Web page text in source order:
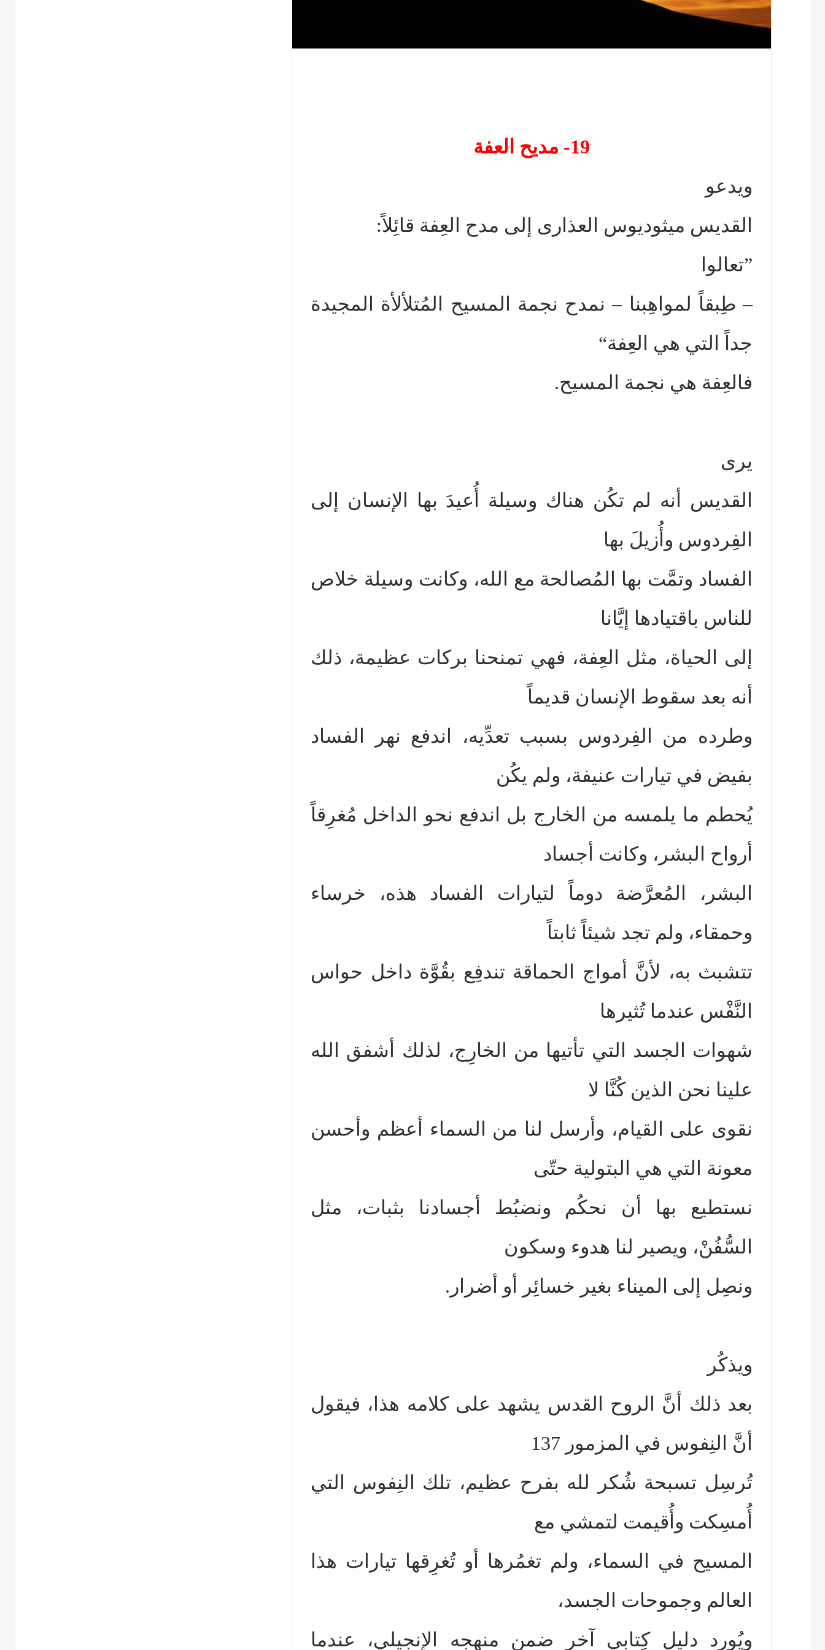
19- مديح العفة
ويدعو
القديس ميثوديوس العذارى إلى مدح العِفة قائِلاً:
”تعالوا
– طِبقاً لمواهِبنا – نمدح نجمة المسيح المُتلألأة المجيدة
جداً التي هي العِفة“
فالعِفة هي نجمة المسيح.
يرى
القديس أنه لم تكُن هناك وسيلة أُعيدَ بها الإنسان إلى
الفِردوس وأُزيلَ بها
الفساد وتمَّت بها المُصالحة مع الله، وكانت وسيلة خلاص
للناس باقتيادها إيَّانا
إلى الحياة، مثل العِفة، فهي تمنحنا بركات عظيمة، ذلك
أنه بعد سقوط الإنسان قديماً
وطرده من الفِردوس بسبب تعدِّيه، اندفع نهر الفساد
بفيض في تيارات عنيفة، ولم يكُن
يُحطم ما يلمسه من الخارج بل اندفع نحو الداخل مُغرِقاً
أرواح البشر، وكانت أجساد
البشر، المُعرَّضة دوماً لتيارات الفساد هذه، خرساء
وحمقاء، ولم تجد شيئاً ثابتاً
تتشبث به، لأنَّ أمواج الحماقة تندفِع بقُوَّة داخل حواس
النَّفْس عندما تُثيرها
شهوات الجسد التي تأتيها من الخارِج، لذلك أشفق الله
علينا نحن الذين كُنَّا لا
نقوى على القيام، وأرسل لنا من السماء أعظم وأحسن
معونة التي هي البتولية حتّى
نستطيع بها أن نحكُم ونضبُط أجسادنا بثبات، مثل
السُّفُنْ، ويصير لنا هدوء وسكون
ونصِل إلى الميناء بغير خسائِر أو أضرار.
ويذكُر
بعد ذلك أنَّ الروح القدس يشهد على كلامه هذا، فيقول
أنَّ النِفوس في المزمور 137
تُرسِل تسبحة شُكر لله بفرح عظيم، تلك النِفوس التي
أُمسِكت وأُقيمت لتمشي مع
المسيح في السماء، ولم تغمُرها أو تُغرِقها تيارات هذا
العالم وجموحات الجسد،
ويُورِد دليل كِتابي آخر ضمن منهجه الإنجيلي، عندما